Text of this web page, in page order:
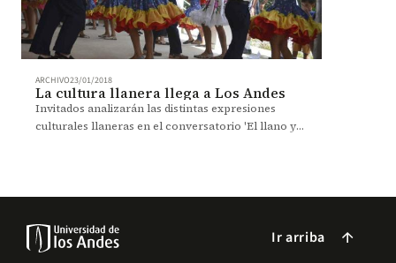
ARCHIVO23/01/2018
La cultura llanera llega a Los Andes
Invitados analizarán las distintas expresiones
culturales llaneras en el conversatorio 'El llano y
Ir arriba arrow_forward